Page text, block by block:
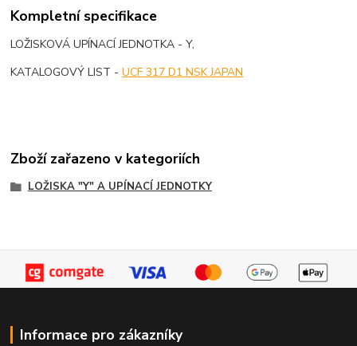
Kompletní specifikace
LOŽISKOVÁ UPÍNACÍ JEDNOTKA - Y,
KATALOGOVÝ LIST -UCF 317 D1 NSK JAPAN
Zboží zařazeno v kategoriích
LOŽISKA "Y" A UPÍNACÍ JEDNOTKY
Informace pro zákazníky